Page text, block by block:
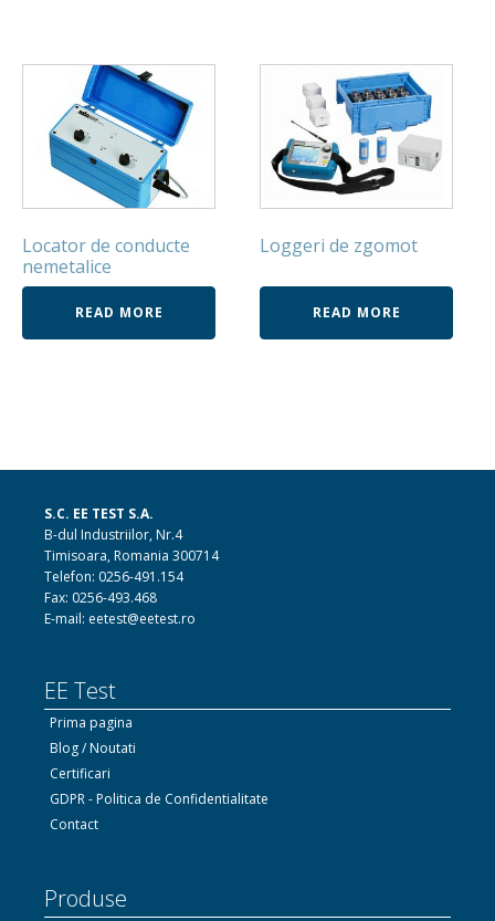
Locator de conducte
nemetalice
READ MORE
Loggeri de zgomot
READ MORE
S.C. EE TEST S.A.
B-dul Industriilor, Nr.4
Timisoara, Romania 300714
Telefon: 0256-491.154
Fax: 0256-493.468
E-mail: eetest@eetest.ro
EE Test
Prima pagina
Blog / Noutati
Certificari
GDPR - Politica de Confidentialitate
Contact
Produse